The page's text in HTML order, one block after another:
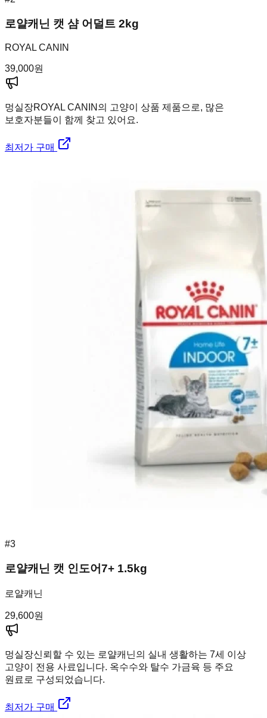
로얄캐닌 캣 샴 어덜트 2kg
ROYAL CANIN
39,000원
멍실장ROYAL CANIN의 고양이 상품 제품으로, 많은
보호자분들이 함께 찾고 있어요.
최저가 구매
#3
로얄캐닌 캣 인도어7+ 1.5kg
로얄캐닌
29,600원
멍실장신뢰할 수 있는 로얄캐닌의 실내 생활하는 7세 이상
고양이 전용 사료입니다. 옥수수와 탈수 가금육 등 주요
원료로 구성되었습니다.
최저가 구매